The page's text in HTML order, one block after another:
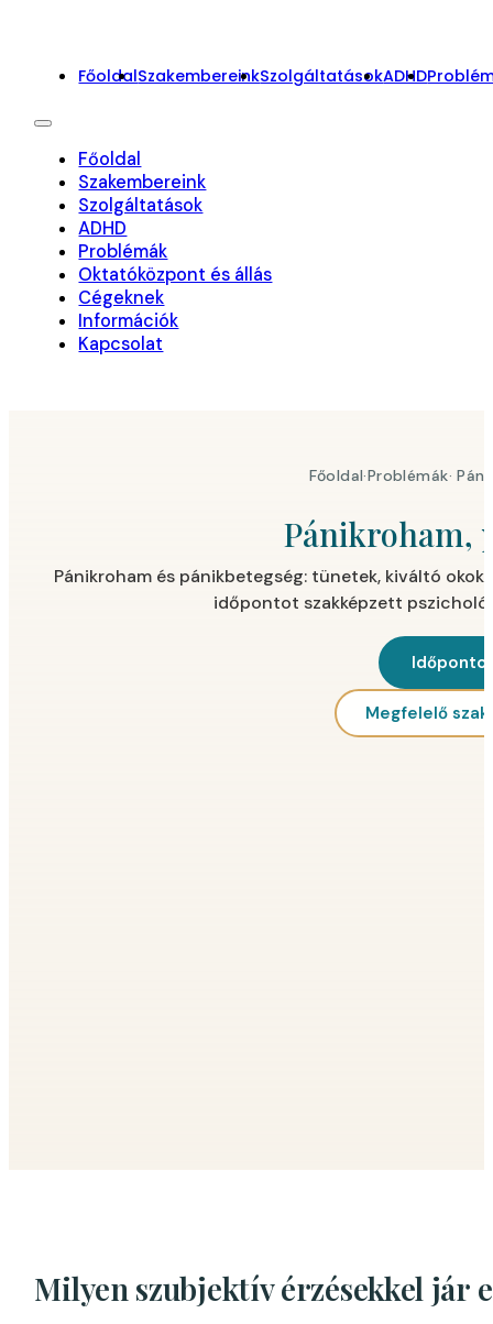
FőoldalSzakembereinkSzolgáltatásokADHD
Főoldal
Szakembereink
Szolgáltatások
ADHD
Problémák
Oktatóközpont és állás
Cégeknek
Információk
Kapcsolat
Főoldal·Problémák·
Pánikroham,
Pánikroham és pánikbetegség: tünetek, kiváltó
időpontot szakképzett
Megfelelő
Milyen szubjektív érzésekkel jár